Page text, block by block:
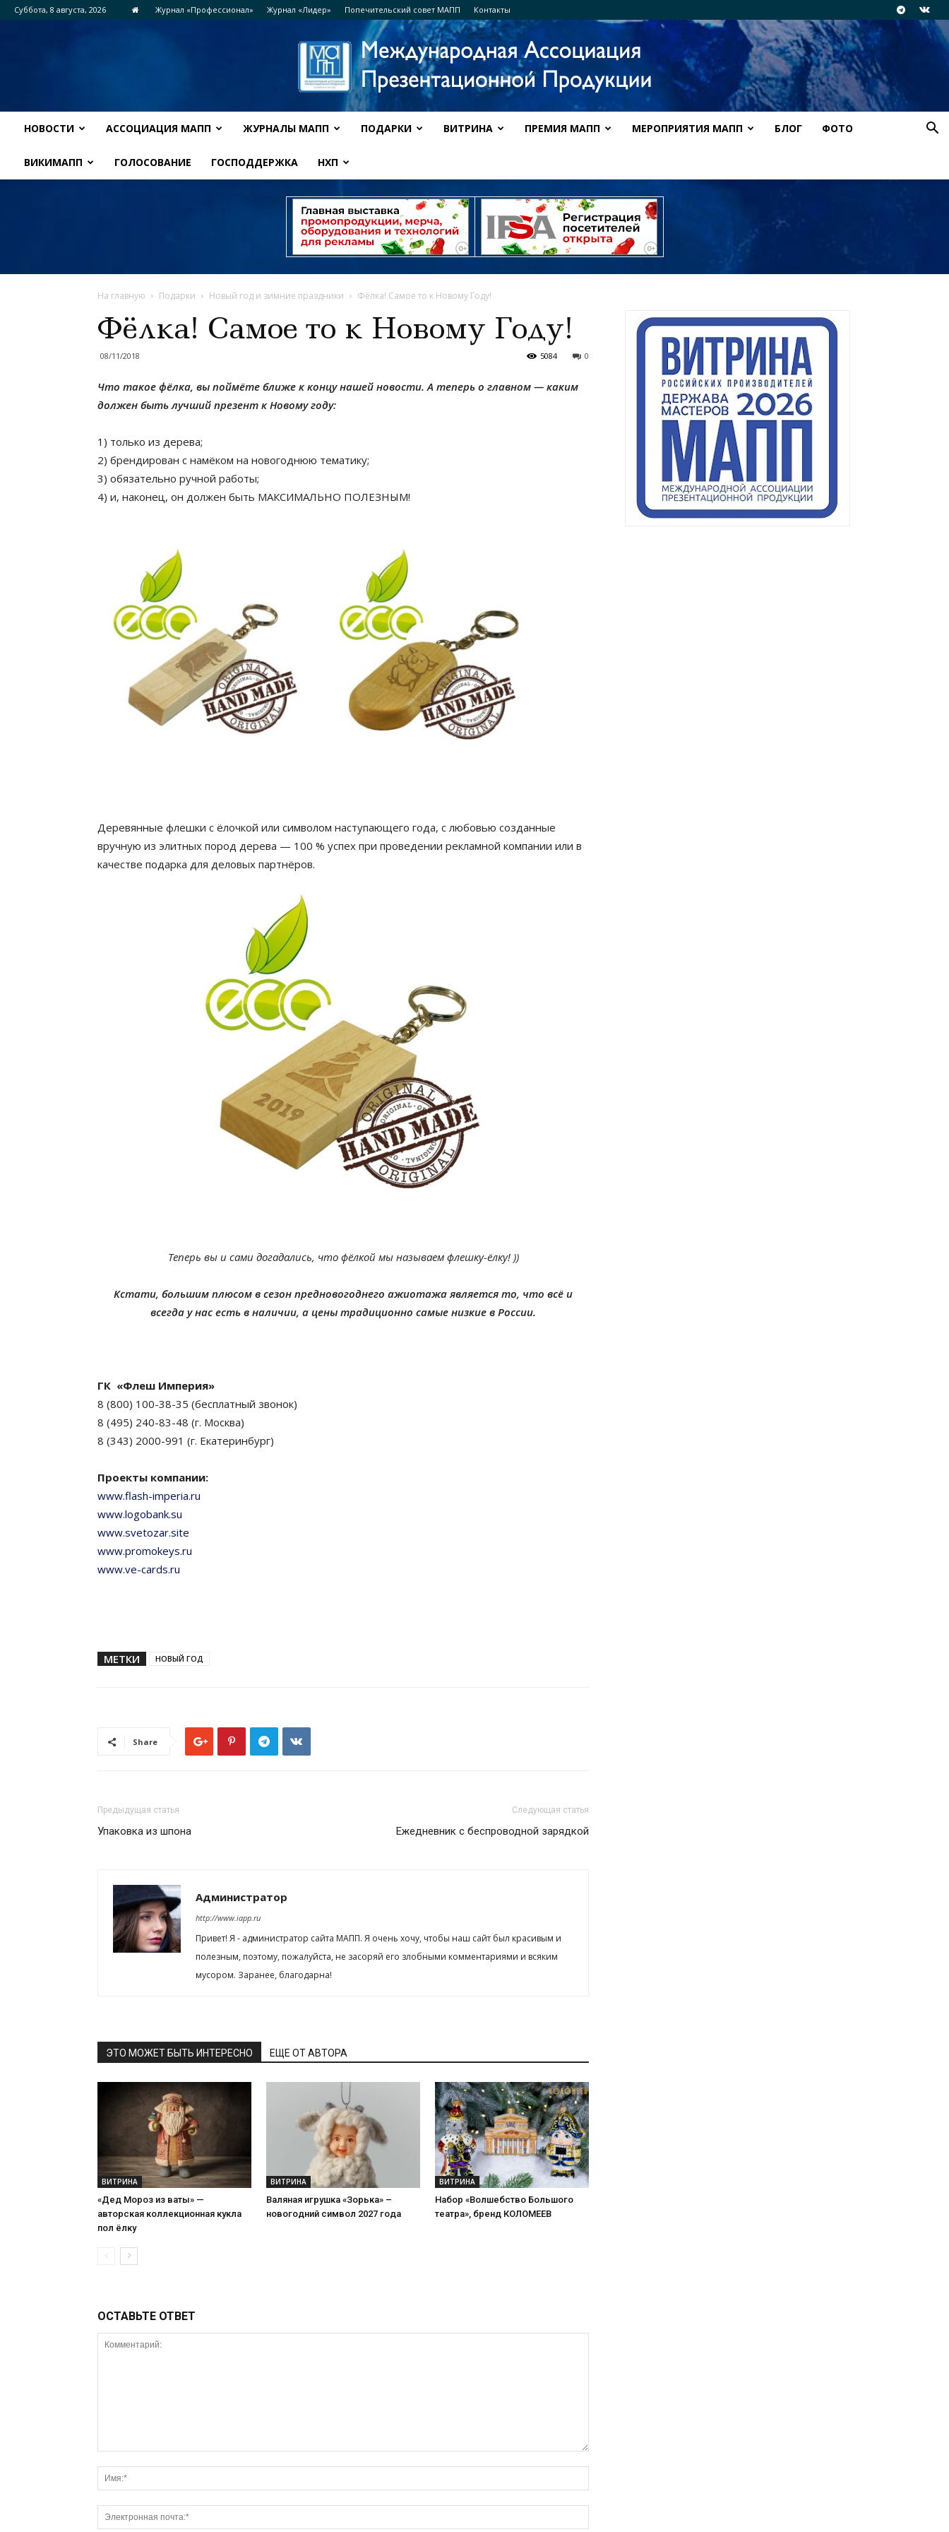
Суббота, 8 августа, 2026 Журнал «Профессионал» Журнал «Лидер» Попечительский совет МАПП Контакты
НОВОСТИ АССОЦИАЦИЯ МАПП ЖУРНАЛЫ МАПП ПОДАРКИ ВИТРИНА ПРЕМИЯ МАПП МЕРОПРИЯТИЯ МАПП БЛОГ ФОТО
ВИКИМАПП ГОЛОСОВАНИЕ ГОСПОДДЕРЖКА НХП
На главную Подарки Новый год и зимние праздники Фёлка! Самое то к Новому Году!
Фёлка! Самое то к Новому Году!
08/11/2018 0
5084
Что такое фёлка, вы поймёте ближе к концу нашей новости. А теперь о главном — каким
должен быть лучший презент к Новому году:
1) только из дерева;
2) брендирован с намёком на новогоднюю тематику;
3) обязательно ручной работы;
4) и, наконец, он должен быть МАКСИМАЛЬНО ПОЛЕЗНЫМ!
Деревянные флешки с ёлочкой или символом наступающего года, с любовью созданные
вручную из элитных пород дерева — 100 % успех при проведении рекламной компании или в
качестве подарка для деловых партнёров.
Теперь вы и сами догадались, что фёлкой мы называем флешку-ёлку! ))
Кстати, большим плюсом в сезон предновогоднего ажиотажа является то, что всё и
всегда у нас есть в наличии, а цены традиционно самые низкие в России.
ГК «Флеш Империя»
8 (800) 100-38-35 (бесплатный звонок)
8 (495) 240-83-48 (г. Москва)
8 (343) 2000-991 (г. Екатеринбург)
Проекты компании:
www.flash-imperia.ru
www.logobank.su
www.svetozar.site
www.promokeys.ru
www.ve-cards.ru
МЕТКИ НОВЫЙ ГОД
Share
Предыдущая статья
Упаковка из шпона
Следующая статья
Ежедневник с беспроводной зарядкой
Администратор
http://www.iapp.ru
Привет! Я - администратор сайта МАПП. Я очень хочу, чтобы наш сайт был красивым и
полезным, поэтому, пожалуйста, не засоряй его злобными комментариями и всяким
мусором. Заранее, благодарна!
ЭТО МОЖЕТ БЫТЬ ИНТЕРЕСНО ЕЩЕ ОТ АВТОРА
ВИТРИНА
«Дед Мороз из ваты» —
авторская коллекционная кукла
пол ёлку
ВИТРИНА
Валяная игрушка «Зорька» –
новогодний символ 2027 года
ВИТРИНА
Набор «Волшебство Большого
театра», бренд КОЛОМЕЕВ
ОСТАВЬТЕ ОТВЕТ